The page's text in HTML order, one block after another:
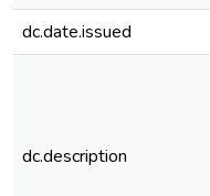
dc.date.issued
dc.description